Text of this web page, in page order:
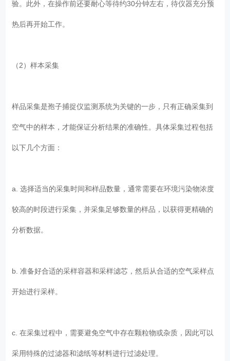
验。此外，在操作前还要耐心等待约30分钟左右，待仪器充分预
热后再开始工作。
（2）样本采集
样品采集是孢子捕捉仪监测系统为关键的一步，只有正确采集到
空气中的样本，才能保证分析结果的准确性。具体采集过程包括
以下几个方面：
a. 选择适当的采集时间和样品数量，通常需要在环境污染物浓度
较高的时段进行采集，并采集足够数量的样品，以获得更精确的
分析数据。
b. 准备好合适的采样容器和采样滤芯，然后从合适的空气采样点
开始进行采样。
c. 在采集过程中，需要避免空气中存在颗粒物或杂质，因此可以
采用特殊的过滤器和滤纸等材料进行过滤处理。